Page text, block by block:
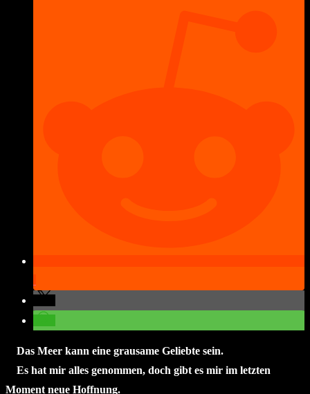
Das Meer kann eine grausame Geliebte sein.
Es hat mir alles genommen, doch gibt es mir im letzten
Moment neue Hoffnung.